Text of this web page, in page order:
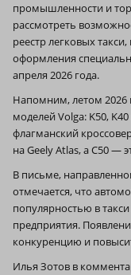
промышленности и
рассмотреть
реестр легковых
оформления
апреля 2026 года.
Напомним, летом 2026
моделей Volga: K50,
флагманский
на Geely Atlas, а C50 —
В письме,
отмечается, что
популярностью в
предприятия.
конкуренцию и
Илья Зотов в